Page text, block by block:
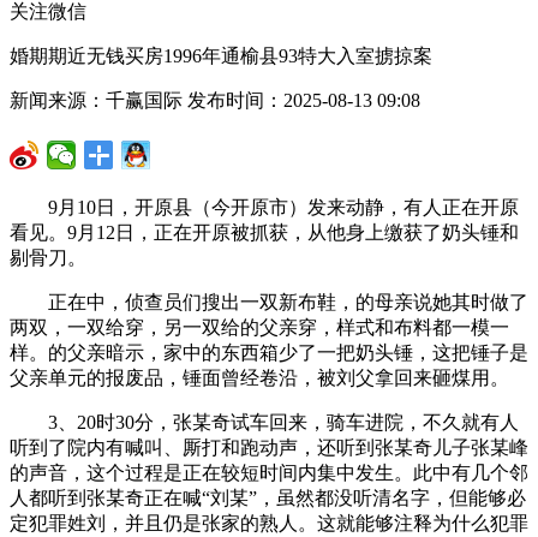
关注微信
婚期期近无钱买房1996年通榆县93特大入室掳掠案
新闻来源：千赢国际 发布时间：2025-08-13 09:08
9月10日，开原县（今开原市）发来动静，有人正在开原
看见。9月12日，正在开原被抓获，从他身上缴获了奶头锤和
剔骨刀。
正在中，侦查员们搜出一双新布鞋，的母亲说她其时做了
两双，一双给穿，另一双给的父亲穿，样式和布料都一模一
样。的父亲暗示，家中的东西箱少了一把奶头锤，这把锤子是
父亲单元的报废品，锤面曾经卷沿，被刘父拿回来砸煤用。
3、20时30分，张某奇试车回来，骑车进院，不久就有人
听到了院内有喊叫、厮打和跑动声，还听到张某奇儿子张某峰
的声音，这个过程是正在较短时间内集中发生。此中有几个邻
人都听到张某奇正在喊“刘某”，虽然都没听清名字，但能够必
定犯罪姓刘，并且仍是张家的熟人。这就能够注释为什么犯罪